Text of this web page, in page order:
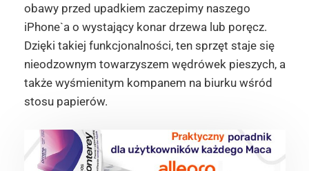
obawy przed upadkiem zaczepimy naszego
iPhone`a o wystający konar drzewa lub poręcz.
Dzięki takiej funkcjonalności, ten sprzęt staje się
nieodzownym towarzyszem wędrówek pieszych, a
także wyśmienitym kompanem na biurku wśród
stosu papierów.